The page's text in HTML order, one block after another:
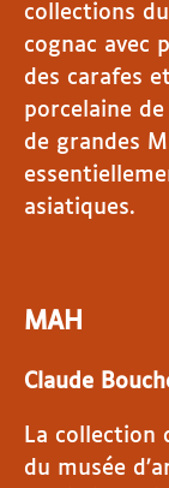
collections
cognac avec
des carafes
porcelaine
de grandes
asiatiques.
MAH
Claude
La collection
du musée